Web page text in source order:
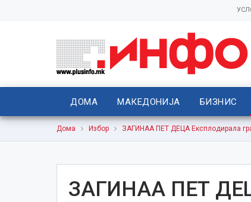
ДОМА МАКЕДОНИЈА БИЗНИС
Дома Избор ЗАГИНАА ПЕТ ДЕЦА Експлодирала
ЗАГИНАА ПЕТ